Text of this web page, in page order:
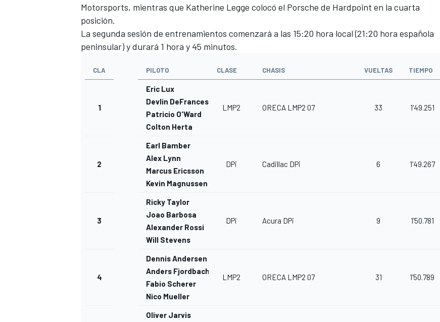
MÁS CATEGORÍAS
Motorsports, mientras que Katherine Legge colocó el Porsche de Hardpoint en la cuarta
posición.
La segunda sesión de entrenamientos comenzará a las 15:20 hora local (21:20 hora española
peninsular) y durará 1 hora y 45 minutos.
CLA PILOTO CLASE CHASIS VUELTAS TIEMPO
1
Eric Lux
Devlin DeFrancesco
Patricio O'Ward
Colton Herta
LMP2 ORECA LMP2 07 33 1'49.251
2
Earl Bamber
Alex Lynn
Marcus Ericsson
Kevin Magnussen
DPi Cadillac DPi 6 1'49.267
3
Ricky Taylor
Joao Barbosa
Alexander Rossi
Will Stevens
DPi Acura DPi 9 1'50.781
4
Dennis Andersen
Anders Fjordbach
Fabio Scherer
Nico Mueller
LMP2 ORECA LMP2 07 31 1'50.789
Oliver Jarvis